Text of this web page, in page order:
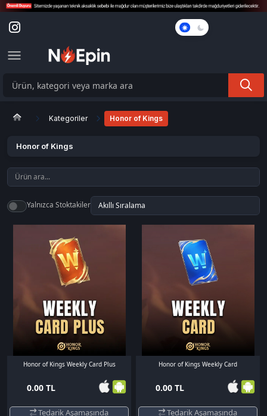
Kategoriler Honor of Kings
Honor of Kings
Yalnızca Stoktakiler
Honor of Kings Weekly Card Plus
0.00 TL
Tedarik Aşamasında
Honor of Kings Weekly Card
0.00 TL
Tedarik Aşamasında